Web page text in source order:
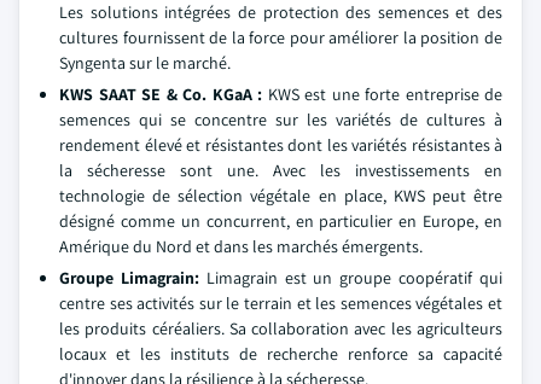
Les solutions intégrées de protection des semences et des
cultures fournissent de la force pour améliorer la position de
Syngenta sur le marché.
KWS SAAT SE & Co. KGaA : KWS est une forte entreprise de
semences qui se concentre sur les variétés de cultures à
rendement élevé et résistantes dont les variétés résistantes à
la sécheresse sont une. Avec les investissements en
technologie de sélection végétale en place, KWS peut être
désigné comme un concurrent, en particulier en Europe, en
Amérique du Nord et dans les marchés émergents.
Groupe Limagrain: Limagrain est un groupe coopératif qui
centre ses activités sur le terrain et les semences végétales et
les produits céréaliers. Sa collaboration avec les agriculteurs
locaux et les instituts de recherche renforce sa capacité
d'innover dans la résilience à la sécheresse.